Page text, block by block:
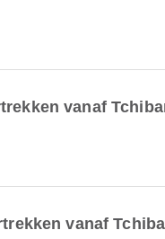
vanaf
vanaf